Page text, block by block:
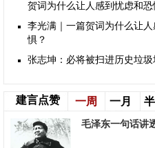
贺词为什么让人感到忧虑和恐
李光满｜一篇贺词为什么让
惧？
张志坤：必将被扫进历史垃圾
建言点赞 一周 一月
毛泽东一句话讲